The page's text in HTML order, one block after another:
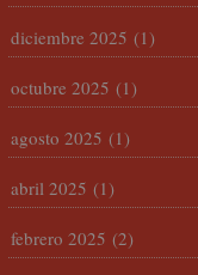
diciembre 2025 (1)
octubre 2025 (1)
agosto 2025 (1)
abril 2025 (1)
febrero 2025 (2)